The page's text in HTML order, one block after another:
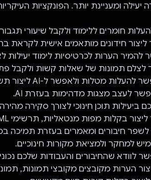
יעילה ומעניינת יותר. הפונקציות